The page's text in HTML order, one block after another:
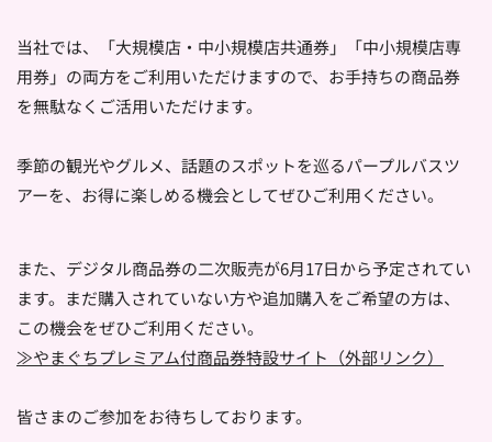
当社では、「大規模店・中小規模店共通券」「中小規模店専
用券」の両方をご利用いただけますので、お手持ちの商品券
を無駄なくご活用いただけます。
季節の観光やグルメ、話題のスポットを巡るパープルバスツ
アーを、お得に楽しめる機会としてぜひご利用ください。
また、デジタル商品券の二次販売が6月17日から予定されてい
ます。まだ購入されていない方や追加購入をご希望の方は、
この機会をぜひご利用ください。
≫やまぐちプレミアム付商品券特設サイト（外部リンク）
皆さまのご参加をお待ちしております。